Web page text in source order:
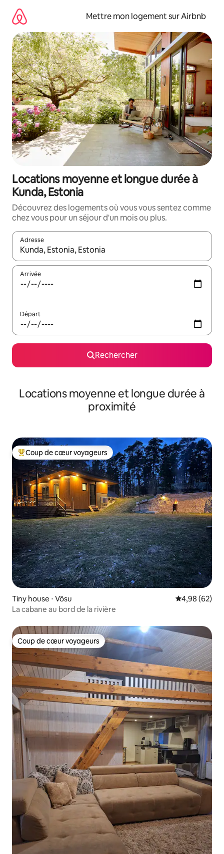
directement
contenu
Mettre mon logement sur Airbnb
Locations moyenne et longue durée à
Kunda, Estonia
Découvrez des logements où vous vous sentez comme
chez vous pour un séjour d'un mois ou plus.
Adresse
Lorsque les résultats s'affichent, utilisez les flèches vers le
Arrivée
Départ
Rechercher
Locations moyenne et longue durée à
proximité
Coups de cœur voyageurs les plus appréciés
Coup de cœur voyageurs
Tiny house ⋅ Võsu Évaluation
4,98 (62)
La cabane au bord de la rivière
Coup de cœur voyageurs
Coup de cœur voyageurs